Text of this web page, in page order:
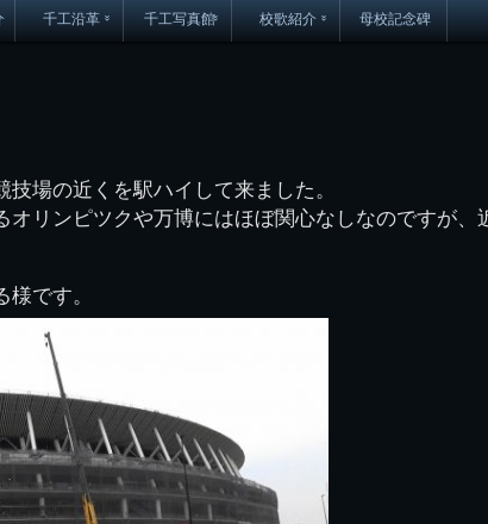
り
ジ
千工沿革
検見川校舎時代
鉄道連隊
千工写真館
40周年
生実校舎以前 寒川校舎時代
生実初期の文化祭
校歌紹介
見川校
母校記念碑
場の近くを駅ハイして来ました。
オリンピツクや万博にはほぼ関心なしなのですが、
です。